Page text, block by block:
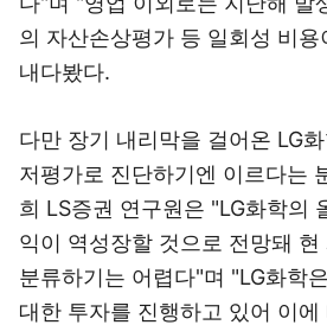
의 자산손상평가 등 일회성 비용
내다봤다.
다만 장기 내리막을 걸어온 LG
저평가로 진단하기엔 이르다는
희 LS증권 연구원은 "LG화학의
익이 역성장할 것으로 전망돼 현
분류하기는 어렵다"며 "LG화학
대한 투자를 진행하고 있어 이